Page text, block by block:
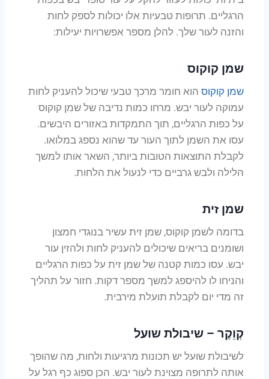
הרגליים. תרופות טבעיות אלו יכולות לספק לחות
והזנה לעור שלך. להלן מספר אפשרויות יעילות:
שמן קוקוס
שמן קוקוס הוא חומר מרכך טבעי שיכול להעניק לחות
עמוקה לעור יבש. מרחו כמות נדיבה של שמן קוקוס
על כפות הרגליים, תוך התמקדות באזורים היבשים.
עסו את השמן לתוך העור עד שהוא נספג במלואו.
לקבלת התוצאות הטובות ביותר, השאר אותו למשך
הלילה ולבש גרביים כדי לנעול את הלחות.
שמן זית
בדומה לשמן קוקוס, שמן זית עשיר בנוגדי חמצון
ושומנים בריאים שיכולים להעניק לחות ולהזין עור
יבש. עסו כמות קטנה של שמן זית על כפות הרגליים
והניחו לו להיספג למשך מספר דקות. חזור על תהליך
זה מדי יום לקבלת תועלת מירבית.
קְוֵקֶר – שיבולת שועל
לשיבולת שועל יש תכונות מרגיעות ולחות, מה שהופך
אותה לתרופה מצוינת לעור יבש. הכן ספוג כף רגל על